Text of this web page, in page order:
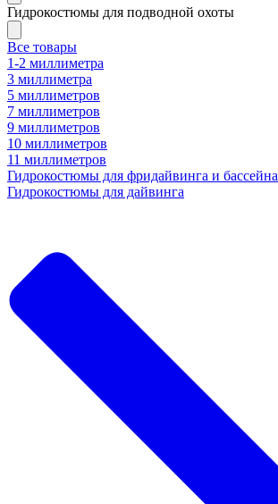
Гидрокостюмы для подводной охоты
Все товары
1-2 миллиметра
3 миллиметра
5 миллиметров
7 миллиметров
9 миллиметров
10 миллиметров
11 миллиметров
Гидрокостюмы для фридайвинга и бассейна
Гидрокостюмы для дайвинга